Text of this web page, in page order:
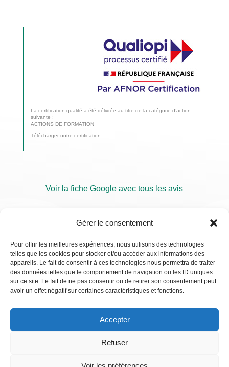
Gérer le consentement
Pour offrir les meilleures expériences, nous utilisons des technologies
telles que les cookies pour stocker et/ou accéder aux informations des
appareils. Le fait de consentir à ces technologies nous permettra de traiter
des données telles que le comportement de navigation ou les ID uniques
sur ce site. Le fait de ne pas consentir ou de retirer son consentement peut
avoir un effet négatif sur certaines caractéristiques et fonctions.
Accepter
Refuser
La certification qualité a été délivrée au titre de la catégorie d’action
suivante :
ACTIONS DE FORMATION
Télécharger notre certification
Voir la fiche Google avec tous les avis
RDV
Visio